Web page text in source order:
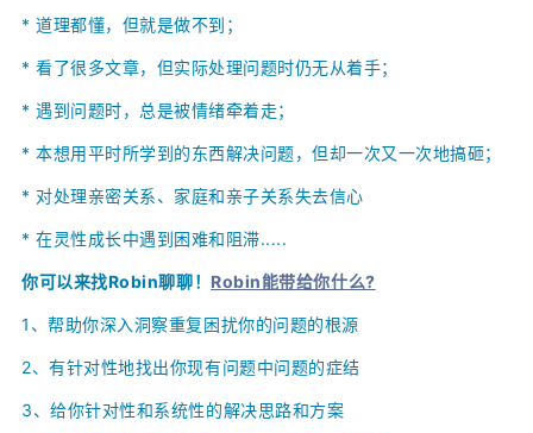
* 道理都懂，但就是做不到；
* 看了很多文章，但实际处理问题时仍无从着手；
* 遇到问题时，总是被情绪牵着走；
* 本想用平时所学到的东西解决问题，但却一次又一次地搞砸；
* 对处理亲密关系、家庭和亲子关系失去信心
* 在灵性成长中遇到困难和阻滞.....
你可以来找Robin聊聊！ Robin能带给你什么?
1、帮助你深入洞察重复困扰你的问题的根源
2、有针对性地找出你现有问题中问题的症结
3、给你针对性和系统性的解决思路和方案